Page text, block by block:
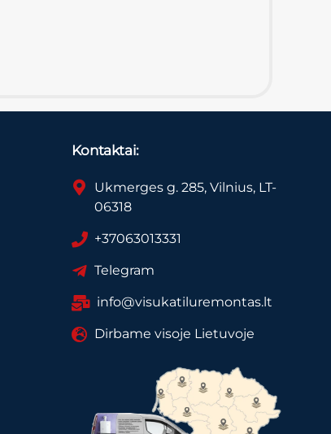
Kontaktai:
Ukmerges g. 285, Vilnius, LT-
06318
+37063013331
Telegram
info@visukatiluremontas.lt
Dirbame visoje Lietuvoje